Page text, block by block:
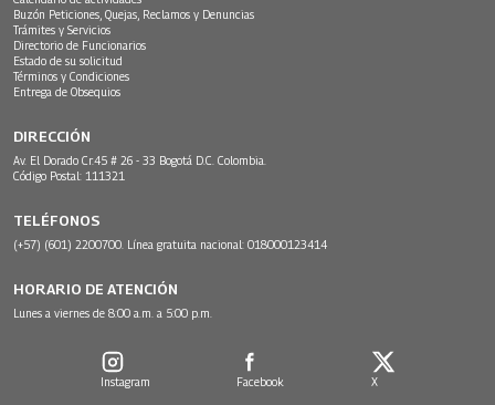
Buzón Peticiones, Quejas, Reclamos y Denuncias
Trámites y Servicios
Directorio de Funcionarios
Estado de su solicitud
Términos y Condiciones
Entrega de Obsequios
DIRECCIÓN
Av. El Dorado Cr.45 # 26 - 33 Bogotá D.C. Colombia.
Código Postal: 111321
TELÉFONOS
(+57) (601) 2200700. Línea gratuita nacional: 018000123414
HORARIO DE ATENCIÓN
Lunes a viernes de 8:00 a.m. a 5:00 p.m.
Instagram Facebook X